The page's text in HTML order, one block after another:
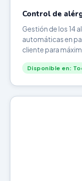
Control de
Gestión de los 14
automáticas en
cliente para
Disponible en: